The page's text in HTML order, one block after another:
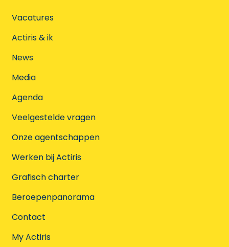
Vacatures
Actiris & ik
News
Media
Agenda
Veelgestelde vragen
Onze agentschappen
Werken bij Actiris
Grafisch charter
Beroepenpanorama
Contact
My Actiris